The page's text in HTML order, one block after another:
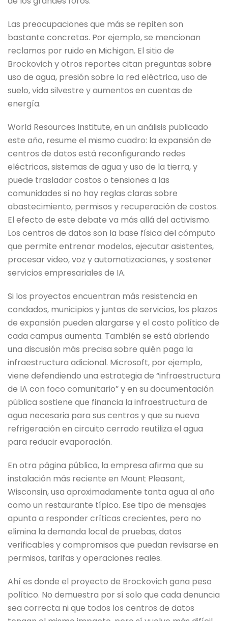
Las preocupaciones que más se repiten son
bastante concretas. Por ejemplo, se mencionan
reclamos por ruido en Michigan. El sitio de
Brockovich y otros reportes citan preguntas sobre
uso de agua, presión sobre la red eléctrica, uso de
suelo, vida silvestre y aumentos en cuentas de
energía.
World Resources Institute, en un análisis publicado
este año, resume el mismo cuadro: la expansión de
centros de datos está reconfigurando redes
eléctricas, sistemas de agua y uso de la tierra, y
puede trasladar costos o tensiones a las
comunidades si no hay reglas claras sobre
abastecimiento, permisos y recuperación de costos.
El efecto de este debate va más allá del activismo.
Los centros de datos son la base física del cómputo
que permite entrenar modelos, ejecutar asistentes,
procesar video, voz y automatizaciones, y sostener
servicios empresariales de IA.
Si los proyectos encuentran más resistencia en
condados, municipios y juntas de servicios, los plazos
de expansión pueden alargarse y el costo político de
cada campus aumenta. También se está abriendo
una discusión más precisa sobre quién paga la
infraestructura adicional. Microsoft, por ejemplo,
viene defendiendo una estrategia de “infraestructura
de IA con foco comunitario” y en su documentación
pública sostiene que financia la infraestructura de
agua necesaria para sus centros y que su nueva
refrigeración en circuito cerrado reutiliza el agua
para reducir evaporación.
En otra página pública, la empresa afirma que su
instalación más reciente en Mount Pleasant,
Wisconsin, usa aproximadamente tanta agua al año
como un restaurante típico. Ese tipo de mensajes
apunta a responder críticas crecientes, pero no
elimina la demanda local de pruebas, datos
verificables y compromisos que puedan revisarse en
permisos, tarifas y operaciones reales.
Ahí es donde el proyecto de Brockovich gana peso
político. No demuestra por sí solo que cada denuncia
sea correcta ni que todos los centros de datos